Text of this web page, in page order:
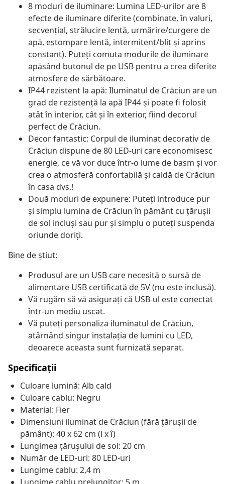
8 moduri de iluminare: Lumina LED-urilor are 8
efecte de iluminare diferite (combinate, în valuri,
secvențial, strălucire lentă, urmărire/curgere de
apă, estompare lentă, intermitent/bliț și aprins
constant). Puteți comuta modurile de iluminare
apăsând butonul de pe USB pentru a crea diferite
atmosfere de sărbătoare.
IP44 rezistent la apă: Iluminatul de Crăciun are un
grad de rezistență la apă IP44 și poate fi folosit
atât în interior, cât și în exterior, fiind decorul
perfect de Crăciun.
Decor fantastic: Corpul de iluminat decorativ de
Crăciun dispune de 80 LED-uri care economisesc
energie, ce vă vor duce într-o lume de basm și vor
crea o atmosferă confortabilă și caldă de Crăciun
în casa dvs.!
Două moduri de expunere: Puteți introduce pur
și simplu lumina de Crăciun în pământ cu țărușii
de sol incluși sau pur și simplu o puteți suspenda
oriunde doriți.
Bine de știut:
Produsul are un USB care necesită o sursă de
alimentare USB certificată de 5V (nu este inclusă).
Vă rugăm să vă asigurați că USB-ul este conectat
într-un mediu uscat.
Vă puteți personaliza iluminatul de Crăciun,
atârnând singur instalația de lumini cu LED,
deoarece aceasta sunt furnizată separat.
Specificații
Culoare lumină: Alb cald
Culoare cablu: Negru
Material: Fier
Dimensiuni iluminat de Crăciun (fără țărușii de
pământ): 40 x 62 cm (l x î)
Lungimea țărușului de sol: 20 cm
Număr de LED-uri: 80 LED-uri
Lungime cablu: 2,4 m